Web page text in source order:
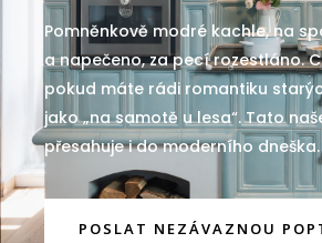
Pomněnkově modré kachle, na
a napečeno, za pecí rozestláno.
pokud máte rádi romantiku
jako „na samotě u lesa“. Tato
přesahuje i do moderního dneška.
POSLAT NEZÁVAZNOU